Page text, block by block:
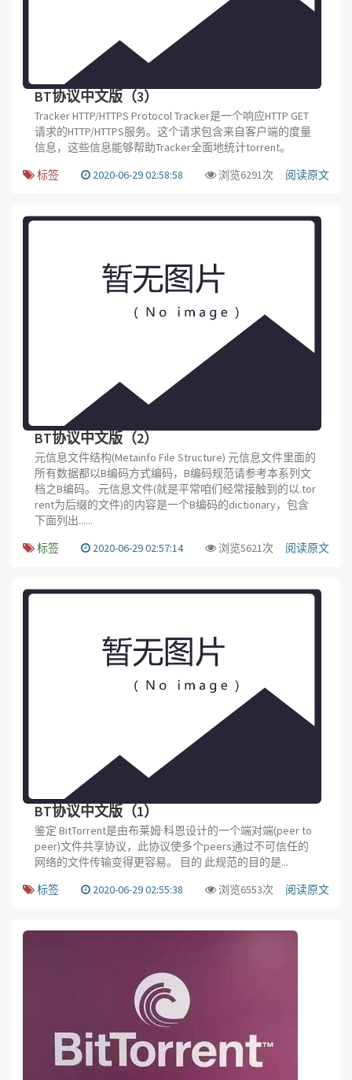
BT协议中文版（3）
Tracker HTTP/HTTPS Protocol Tracker是一个响应HTTP GET
请求的HTTP/HTTPS服务。这个请求包含来自客户端的度量
信息，这些信息能够帮助Tracker全面地统计torrent。
标签
2020-06-29 02:58:58 浏览6291次 阅读原文
BT协议中文版（2）
元信息文件结构(Metainfo File Structure) 元信息文件里面的
所有数据都以B编码方式编码，B编码规范请参考本系列文
档之B编码。 元信息文件(就是平常咱们经常接触到的以.tor
rent为后缀的文件)的内容是一个B编码的dictionary，包含
下面列出......
标签
2020-06-29 02:57:14 浏览5621次 阅读原文
BT协议中文版（1）
鉴定 BitTorrent是由布莱姆·科恩设计的一个端对端(peer to
peer)文件共享协议，此协议使多个peers通过不可信任的
网络的文件传输变得更容易。 目的 此规范的目的是...
标签
2020-06-29 02:55:38 浏览6553次 阅读原文